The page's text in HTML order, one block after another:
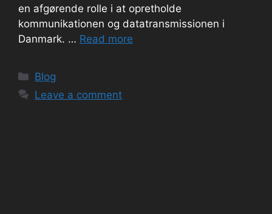
en afgørende rolle i at opretholde
kommunikationen og datatransmissionen i
Danmark. … Read more
Categories
Blog
Leave a comment